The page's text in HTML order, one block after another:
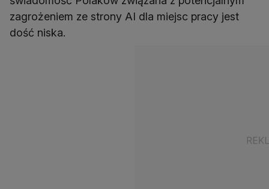
zagrożeniem ze strony AI dla miejsc pracy jest
dość niska.